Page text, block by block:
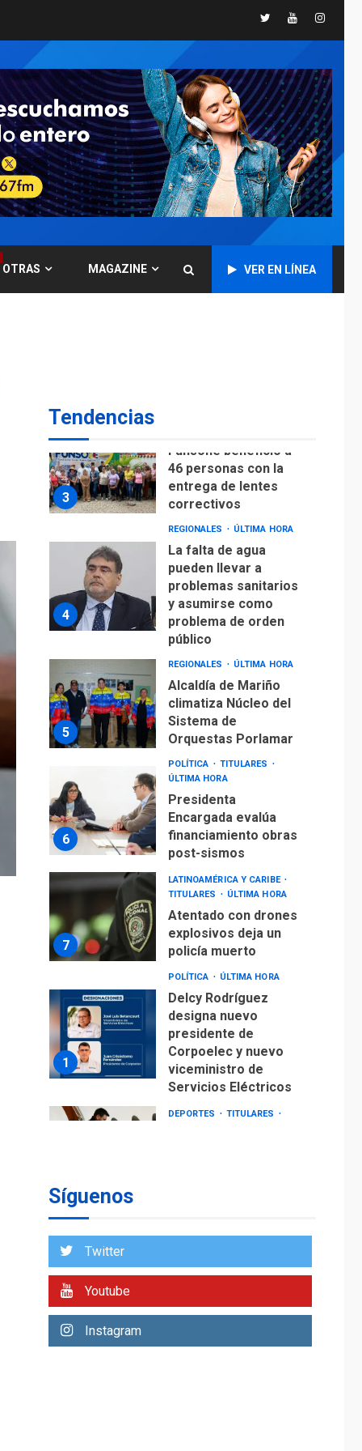
TwitterYoutube
OTRAS MAGAZINE VER EN LÍNEA
Tendencias
financiamiento obras
post-sismos
7
LATINOAMÉRICA Y CARIBE
TITULARES
ÚLTIMA HORA
Atentado con drones
explosivos deja un
policía muerto
POLÍTICA ÚLTIMA HORA
Delcy Rodríguez
Corpoelec y nuevo
3
Funsone benefició a
46 personas con la
entrega de lentes
correctivos
4
REGIONALES ÚLTIMA HORA
La falta de agua
pueden llevar a
problemas sanitarios
y asumirse como
problema de orden
público
5
REGIONALES ÚLTIMA HORA
Alcaldía de Mariño
climatiza Núcleo del
Sistema de
Orquestas Porlamar
6
POLÍTICA
TITULARES
ÚLTIMA HORA
Presidenta
Encargada evalúa
financiamiento obras
post-sismos
7
LATINOAMÉRICA Y CARIBE
TITULARES
ÚLTIMA HORA
Atentado con drones
explosivos deja un
policía muerto
1
POLÍTICA ÚLTIMA HORA
Delcy Rodríguez
designa nuevo
presidente de
Corpoelec y nuevo
viceministro de
Servicios Eléctricos
DEPORTES
TITULARES
3
Funsone benefició a
entrega de lentes
pueden llevar a
Síguenos
Twitter
Youtube
Instagram